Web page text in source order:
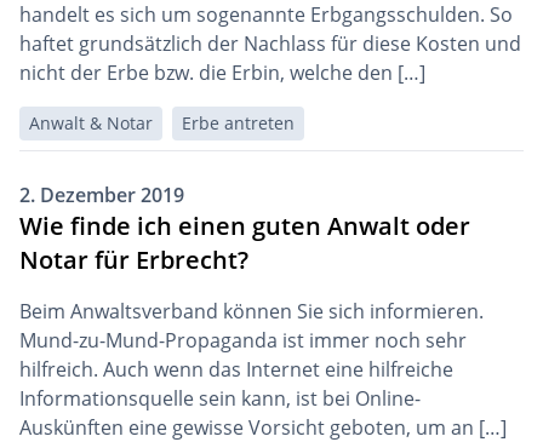
handelt es sich um sogenannte Erbgangsschulden. So
haftet grundsätzlich der Nachlass für diese Kosten und
nicht der Erbe bzw. die Erbin, welche den […]
Anwalt & Notar Erbe antreten
2. Dezember 2019
Wie finde ich einen guten Anwalt oder
Notar für Erbrecht?
Beim Anwaltsverband können Sie sich informieren.
Mund-zu-Mund-Propaganda ist immer noch sehr
hilfreich. Auch wenn das Internet eine hilfreiche
Informationsquelle sein kann, ist bei Online-
Auskünften eine gewisse Vorsicht geboten, um an […]